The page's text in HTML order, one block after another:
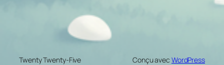
Twenty Twenty-Five Conçu avec WordPress